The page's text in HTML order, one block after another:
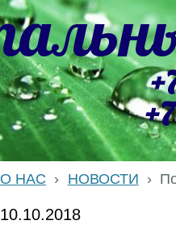
О НАС › НОВОСТИ ›
10.10.2018